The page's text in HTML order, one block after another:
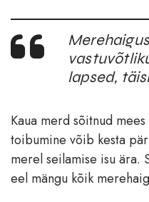
lapsed,
Kaua merd sõitnud
toibumine võib kesta
merel seilamise isu ära.
eel mängu kõik